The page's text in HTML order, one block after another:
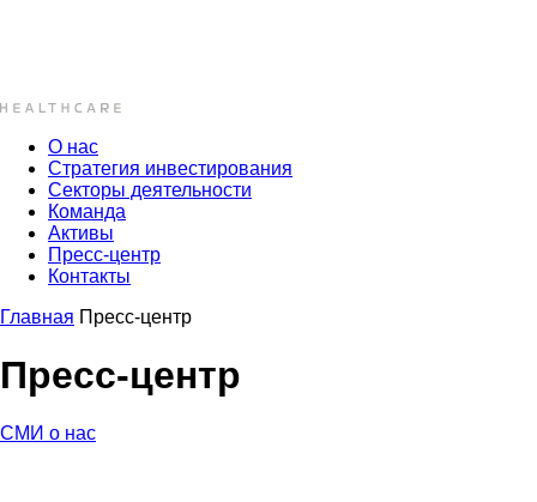
О нас
Стратегия инвестирования
Секторы деятельности
Команда
Активы
Пресс-центр
Контакты
Главная Пресс-центр
Пресс-центр
СМИ о нас